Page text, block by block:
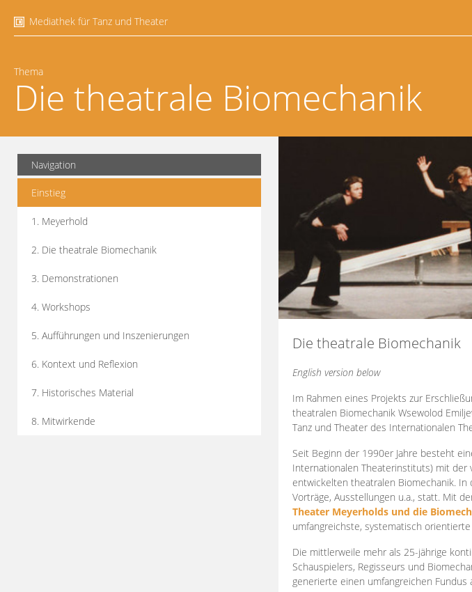
Mediathek für Tanz und Theater
Thema
Die theatrale Biomechanik
Navigation
Einstieg
1. Meyerhold
2. Die theatrale Biomechanik
3. Demonstrationen
4. Workshops
5. Aufführungen und Inszenierungen
6. Kontext und Reflexion
7. Historisches Material
8. Mitwirkende
Die theatrale Biomechanik
English version below
Im Rahmen eines Projekts zur
theatralen Biomechanik Wsewolod
Tanz und Theater des Internationalen
Seit Beginn der 1990er Jahre besteht
Internationalen Theaterinstituts) mit der
entwickelten theatralen Biomechanik.
Vorträge, Ausstellungen u.a., statt. Mit d
Theater Meyerholds und die
umfangreichste, systematisch
Die mittlerweile mehr als 25-jährige
Schauspielers, Regisseurs und
generierte einen umfangreichen Fundus